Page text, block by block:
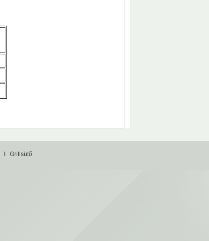
Grillsütő